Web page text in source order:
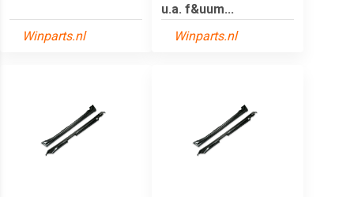
Winparts.nl
u.a. f&uum...
Winparts.nl